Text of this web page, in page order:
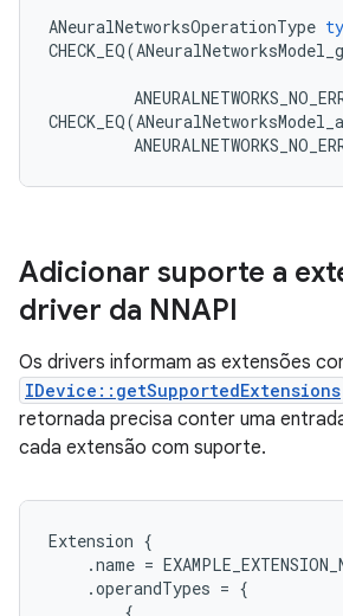
ANeuralNetworksOperationType
CHECK_EQ(
CHECK_EQ(
Adicionar suporte a
driver da NNAPI
Os drivers informam as extensões
IDevice::getSupportedExtensions
retornada precisa conter uma
cada extensão com suporte.
Extension {
.name =
.operandTypes = {